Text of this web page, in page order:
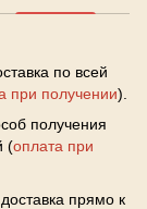
по всей
при получении).
получения
(оплата при
прямо к